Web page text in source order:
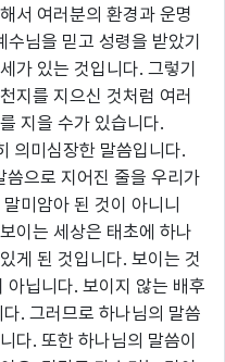
서 여러분의 환경과 운명
님을 믿고 성령을 받았기
가 있는 것입니다. 그렇기
지를 지으신 것처럼 여러
지을 수가 있습니다.
의미심장한 말씀입니다.
씀으로 지어진 줄을 우리가
미암아 된 것이 아니니
이는 세상은 태초에 하나
게 된 것입니다. 보이는 것
닙니다. 보이지 않는 배후
. 그러므로 하나님의 말씀
다. 또한 하나님의 말씀이